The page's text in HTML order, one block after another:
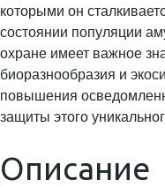
которыми он
состоянии популяции
охране имеет важное
биоразнообразия и
повышения
защиты этого
Описание